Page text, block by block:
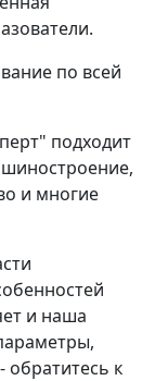
по всей
подходит
и многие
и наша
обратитесь к